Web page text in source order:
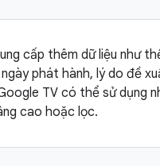
cấp thêm dữ liệu như
ngày phát hành, lý do đề
TV có thể sử dụng
cao hoặc lọc.